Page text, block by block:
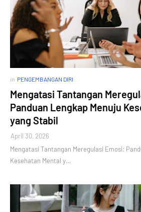
in PENGEMBANGAN DIRI
Mengatasi Tantangan
Panduan Lengkap Menuju
yang Stabil
April 30, 2026
Mengatasi Tantangan Meregulasi Emosi:
Kesehatan Mental y…